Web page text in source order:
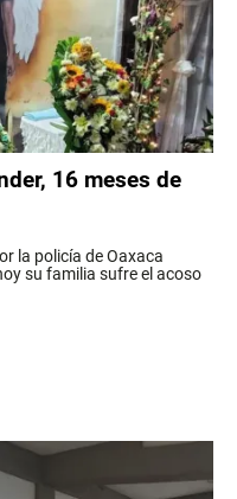
16 meses de
la policía de Oaxaca
su familia sufre el acoso